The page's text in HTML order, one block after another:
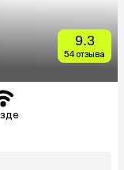
9.3
54 отзыва